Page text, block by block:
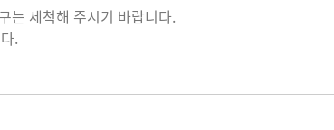
는 세척해 주시기 바랍니다.
.